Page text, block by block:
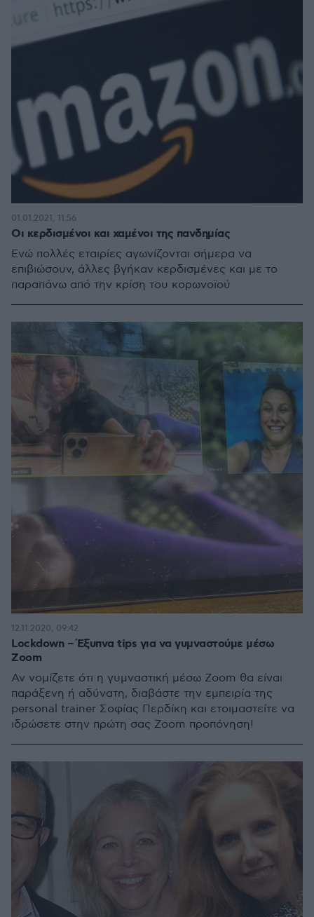
Οι κερδισμένοι και χαμένοι της πανδημίας
Ενώ πολλές εταιρίες αγωνίζονται σήμερα να
επιβιώσουν, άλλες βγήκαν κερδισμένες και με το
παραπάνω από την κρίση του κορωνοϊού
01.01.2021, 11:56
Lockdown – Έξυπνα tips για να γυμναστούμε μέσω
Zoom
Αν νομίζετε ότι η γυμναστική μέσω Zoom θα είναι
παράξενη ή αδύνατη, διαβάστε την εμπειρία της
personal trainer Σοφίας Περδίκη και ετοιμαστείτε να
ιδρώσετε στην πρώτη σας Zoom προπόνηση!
12.11.2020, 09:42